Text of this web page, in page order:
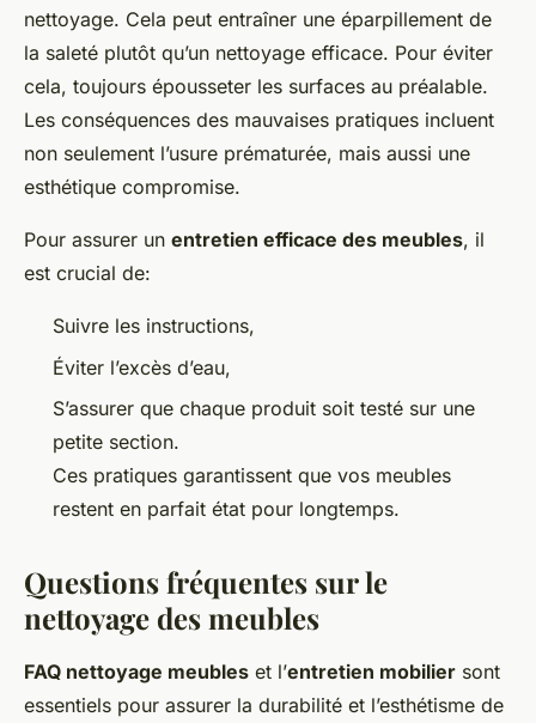
nettoyage. Cela peut entraîner une éparpillement de
la saleté plutôt qu’un nettoyage efficace. Pour éviter
cela, toujours épousseter les surfaces au préalable.
Les conséquences des mauvaises pratiques incluent
non seulement l’usure prématurée, mais aussi une
esthétique compromise.
Pour assurer un entretien efficace des meubles, il
est crucial de:
Suivre les instructions,
Éviter l’excès d’eau,
S’assurer que chaque produit soit testé sur une
petite section.
Ces pratiques garantissent que vos meubles
restent en parfait état pour longtemps.
Questions fréquentes sur le
nettoyage des meubles
FAQ nettoyage meubles et l’entretien mobilier sont
essentiels pour assurer la durabilité et l’esthétisme de